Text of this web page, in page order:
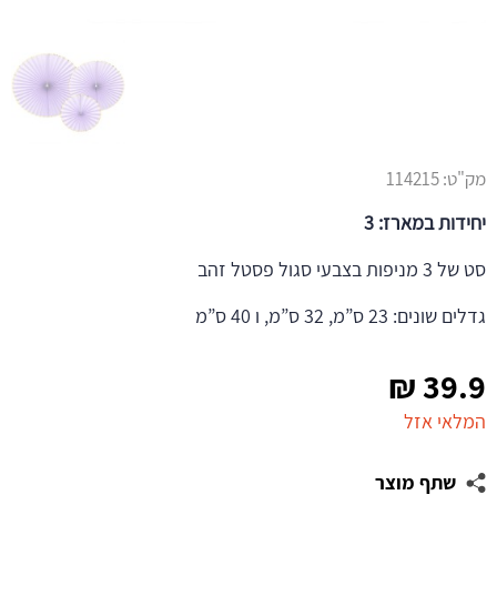
39.9
₪
המלאי אזל
שתף מוצר
מק"ט:114215
יחידות במארז: 3
סט של 3 מניפות בצבעי סגול פסטל זהב
גדלים שונים: 23 ס”מ, 32 ס”מ, ו 40 ס”מ